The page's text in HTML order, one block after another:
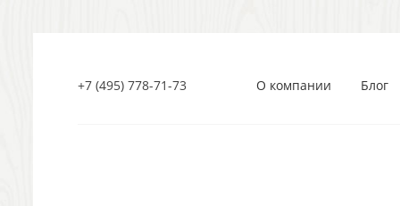
+7 (495) 778-71-73 О компании Блог